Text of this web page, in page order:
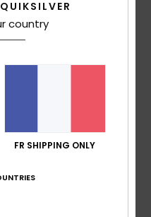
country
FR SHIPPING ONLY